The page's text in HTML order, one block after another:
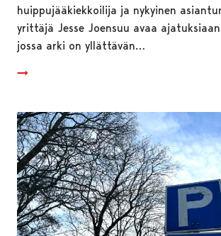
huippujääkiekkoilija ja nykyinen
yrittäjä Jesse Joensuu avaa
jossa arki on yllättävän…